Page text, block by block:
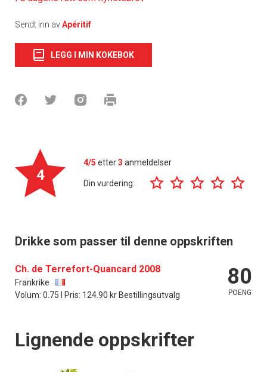
Sendt inn avApéritif
LEGG I MIN KOKEBOK
4
4/5 etter3 anmeldelser
Din vurdering:
Drikke som passer til denne oppskriften
Ch. de Terrefort-Quancard 2008
Frankrike
Volum: 0.75 l Pris: 124.90 kr Bestillingsutvalg
80
POENG
Lignende oppskrifter